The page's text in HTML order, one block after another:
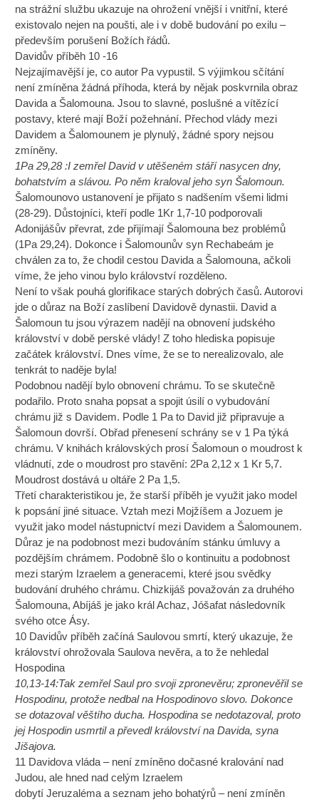
na strážní službu ukazuje na ohrožení vnější i vnitřní, které
existovalo nejen na poušti, ale i v době budování po exilu –
především porušení Božích řádů.
Davidův příběh 10 -16
Nejzajímavější je, co autor Pa vypustil. S výjimkou sčítání
není zmíněna žádná příhoda, která by nějak poskvrnila obraz
Davida a Šalomouna. Jsou to slavné, poslušné a vítězící
postavy, které mají Boží požehnání. Přechod vlády mezi
Davidem a Šalomounem je plynulý, žádné spory nejsou
zmíněny.
1Pa 29,28 :I zemřel David v utěšeném stáří nasycen dny,
bohatstvím a slávou. Po něm kraloval jeho syn Šalomoun.
Šalomounovo ustanovení je přijato s nadšením všemi lidmi
(28-29). Důstojníci, kteří podle 1Kr 1,7-10 podporovali
Adonijášův převrat, zde přijímají Šalomouna bez problémů
(1Pa 29,24). Dokonce i Šalomounův syn Rechabeám je
chválen za to, že chodil cestou Davida a Šalomouna, ačkoli
víme, že jeho vinou bylo království rozděleno.
Není to však pouhá glorifikace starých dobrých časů. Autorovi
jde o důraz na Boží zaslíbení Davidově dynastii. David a
Šalomoun tu jsou výrazem nadějí na obnovení judského
království v době perské vlády! Z toho hlediska popisuje
začátek království. Dnes víme, že se to nerealizovalo, ale
tenkrát to naděje byla!
Podobnou nadějí bylo obnovení chrámu. To se skutečně
podařilo. Proto snaha popsat a spojit úsilí o vybudování
chrámu již s Davidem. Podle 1 Pa to David již připravuje a
Šalomoun dovrší. Obřad přenesení schrány se v 1 Pa týká
chrámu. V knihách královských prosí Šalomoun o moudrost k
vládnutí, zde o moudrost pro stavění: 2Pa 2,12 x 1 Kr 5,7.
Moudrost dostává u oltáře 2 Pa 1,5.
Třetí charakteristikou je, že starší příběh je využit jako model
k popsání jiné situace. Vztah mezi Mojžíšem a Jozuem je
využit jako model nástupnictví mezi Davidem a Šalomounem.
Důraz je na podobnost mezi budováním stánku úmluvy a
pozdějším chrámem. Podobně šlo o kontinuitu a podobnost
mezi starým Izraelem a generacemi, které jsou svědky
budování druhého chrámu. Chizkijáš považován za druhého
Šalomouna, Abíjáš je jako král Achaz, Jóšafat následovník
svého otce Ásy.
10 Davidův příběh začíná Saulovou smrtí, který ukazuje, že
království ohrožovala Saulova nevěra, a to že nehledal
Hospodina
10,13-14:Tak zemřel Saul pro svoji zpronevěru; zpronevěřil se
Hospodinu, protože nedbal na Hospodinovo slovo. Dokonce
se dotazoval věštího ducha. Hospodina se nedotazoval, proto
jej Hospodin usmrtil a převedl království na Davida, syna
Jišajova.
11 Davidova vláda – není zmíněno dočasné kralování nad
Judou, ale hned nad celým Izraelem
dobytí Jeruzaléma a seznam jeho bohatýrů – není zmíněn